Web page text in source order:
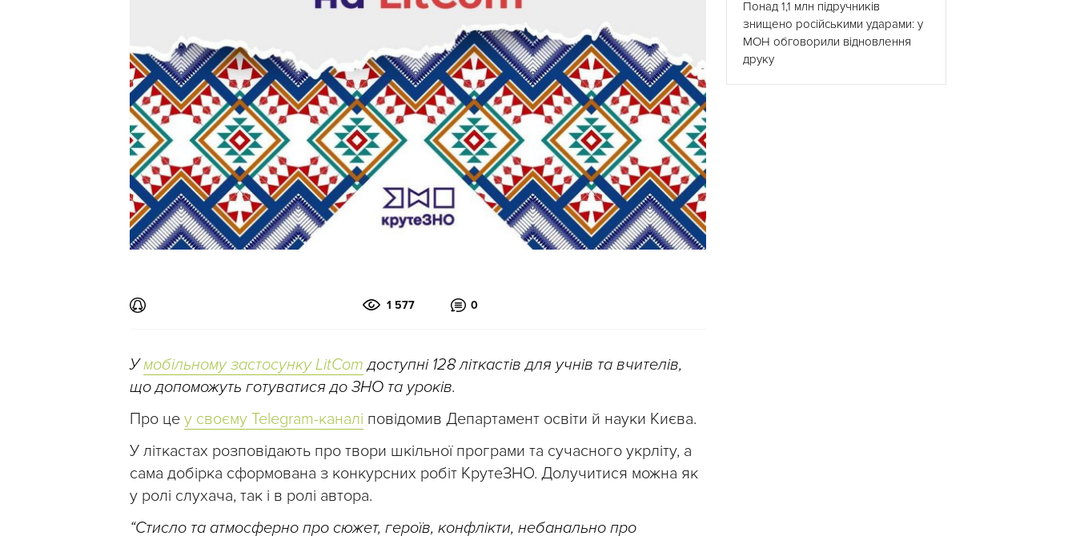
1 577 0
Умобільному застосунку LitCom доступні 128 літкастів для учнів та вчителів,
що допоможуть готуватися до ЗНО та уроків.
Про це у своєму Telegram-каналі повідомив Департамент освіти й науки Києва.
У літкастах розповідають про твори шкільної програми та сучасного укрліту, а
сама добірка сформована з конкурсних робіт КрутеЗНО. Долучитися можна як
у ролі слухача, так і в ролі автора.
“Стисло та атмосферно про сюжет, героїв, конфлікти, небанально про
Понад 1,1 млн підручників
знищено російськими ударами: у
МОН обговорили відновлення
друку